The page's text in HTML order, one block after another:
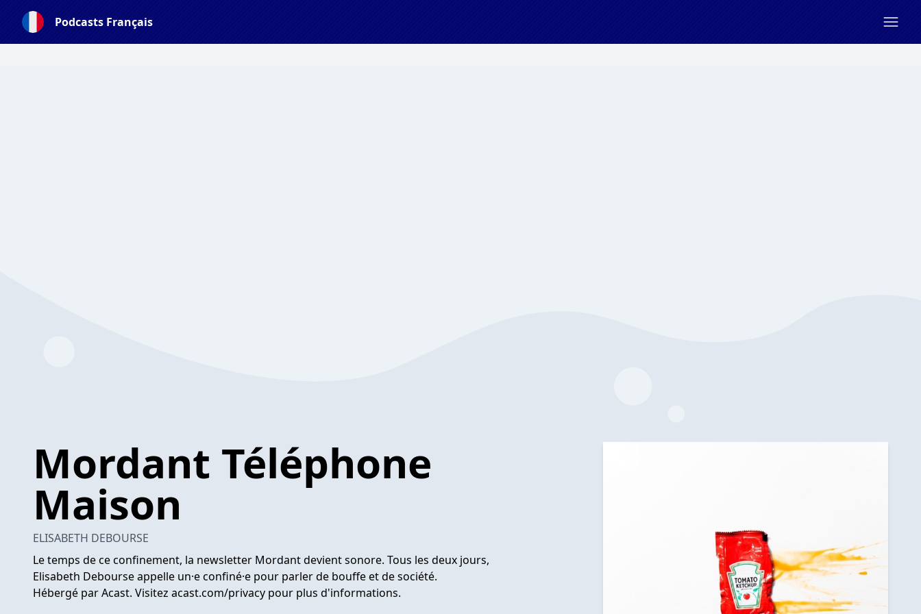
Podcasts Français
Mordant Téléphone
Maison
ELISABETH DEBOURSE
Le temps de ce confinement, la newsletter Mordant devient sonore. Tous les deux jours,
Elisabeth Debourse appelle un·e confiné·e pour parler de bouffe et de société.
Hébergé par Acast. Visitez acast.com/privacy pour plus d'informations.